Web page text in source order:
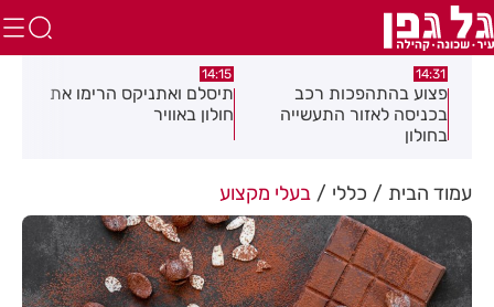
14:15
תיסלם ואתניקס הרימו את
חולון באוויר
13:05
פצוע בתאונת אופנוע במרכז
חולון
עמוד הבית כללי בעלי מקצוע